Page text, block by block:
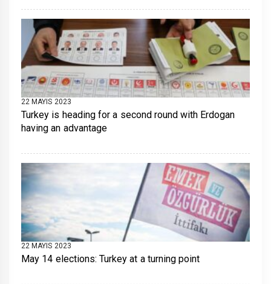
22 MAYIS 2023
Turkey is heading for a second round with Erdogan
having an advantage
22 MAYIS 2023
May 14 elections: Turkey at a turning point